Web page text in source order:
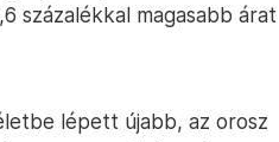
százalékkal magasabb árat
lépett újabb, az orosz